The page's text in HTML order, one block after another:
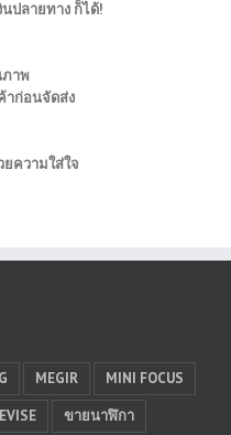
นปลายทาง ก็ได้!
าพ
าก่อนจัดส่ง
ความใส่ใจ
MEGIR
MINI FOCUS
ขายนาฬิกา